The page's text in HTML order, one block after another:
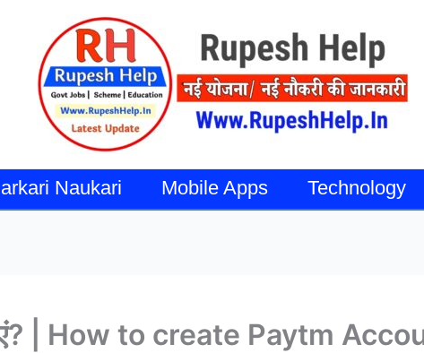
Naukari Mobile Apps Technology
| How to create Paytm